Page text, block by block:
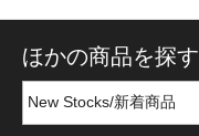
ほかの商品を探す